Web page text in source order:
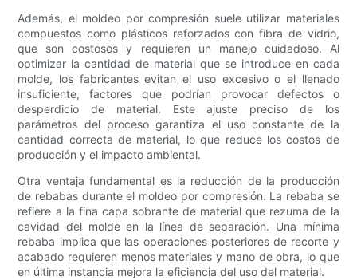
Además, el moldeo por compresión suele utilizar materiales
compuestos como plásticos reforzados con fibra de vidrio,
que son costosos y requieren un manejo cuidadoso. Al
optimizar la cantidad de material que se introduce en cada
molde, los fabricantes evitan el uso excesivo o el llenado
insuficiente, factores que podrían provocar defectos o
desperdicio de material. Este ajuste preciso de los
parámetros del proceso garantiza el uso constante de la
cantidad correcta de material, lo que reduce los costos de
producción y el impacto ambiental.
Otra ventaja fundamental es la reducción de la producción
de rebabas durante el moldeo por compresión. La rebaba se
refiere a la fina capa sobrante de material que rezuma de la
cavidad del molde en la línea de separación. Una mínima
rebaba implica que las operaciones posteriores de recorte y
acabado requieren menos materiales y mano de obra, lo que
en última instancia mejora la eficiencia del uso del material.